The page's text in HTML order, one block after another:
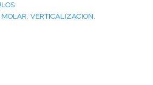
MOLAR, VERTICALIZACION,